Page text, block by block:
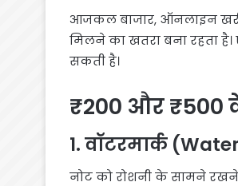
आजकल बाजार, ऑनलाइन
मिलने का खतरा बना रहता
सकती है।
₹200 और ₹500
1. वॉटरमार्क
नोट को रोशनी के सामने रखने